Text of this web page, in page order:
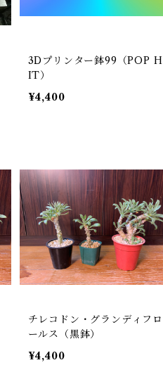
3Dプリンター鉢99（POP H
IT）
¥4,400
チレコドン・グランディフロ
ールス（黒鉢）
¥4,400